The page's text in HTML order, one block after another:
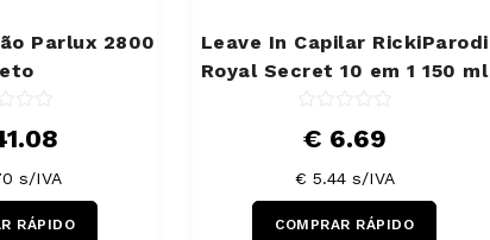
Parlux 2800
s/IVA
RÁPIDO
Leave In Capilar RickiParodi
Royal Secret 10 em 1 150 ml
€ 6.69
€ 5.44 s/IVA
COMPRAR RÁPIDO